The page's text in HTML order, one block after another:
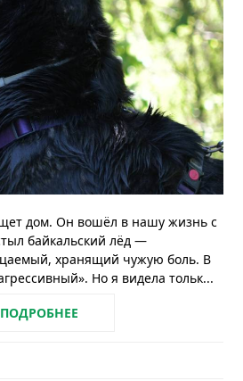
дом. Он вошёл в нашу жизнь с
байкальский лёд —
хранящий чужую боль. В
Но я видела тольк...
ПОДРОБНЕЕ